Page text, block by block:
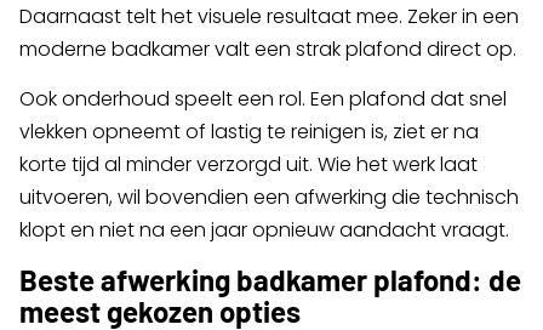
Daarnaast telt het visuele resultaat mee. Zeker in een
moderne badkamer valt een strak plafond direct op.
Ook onderhoud speelt een rol. Een plafond dat snel
vlekken opneemt of lastig te reinigen is, ziet er na
korte tijd al minder verzorgd uit. Wie het werk laat
uitvoeren, wil bovendien een afwerking die technisch
klopt en niet na een jaar opnieuw aandacht vraagt.
Beste afwerking badkamer plafond: de
meest gekozen opties